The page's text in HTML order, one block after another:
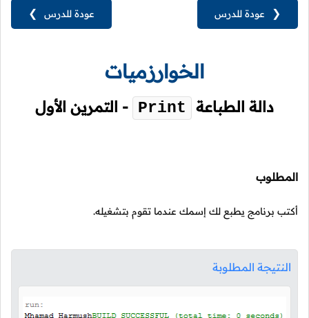
عودة للدرس ❯ ❮ عودة للدرس
الخوارزميات
دالة الطباعة Print - التمرين الأول
المطلوب
أكتب برنامج يطبع لك إسمك عندما تقوم بتشغيله.
النتيجة المطلوبة